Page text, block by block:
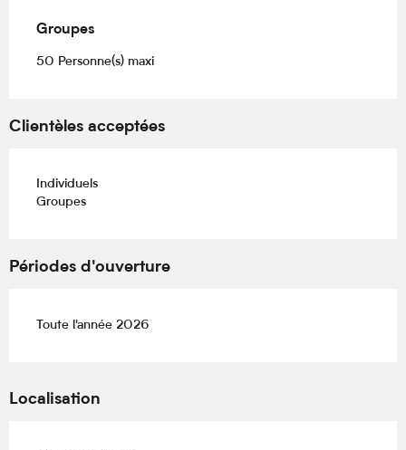
Groupes
Groupes
50 Personne(s) maxi
Clientèles acceptées
Individuels
Groupes
Périodes d'ouverture
Toute l'année 2026
Localisation